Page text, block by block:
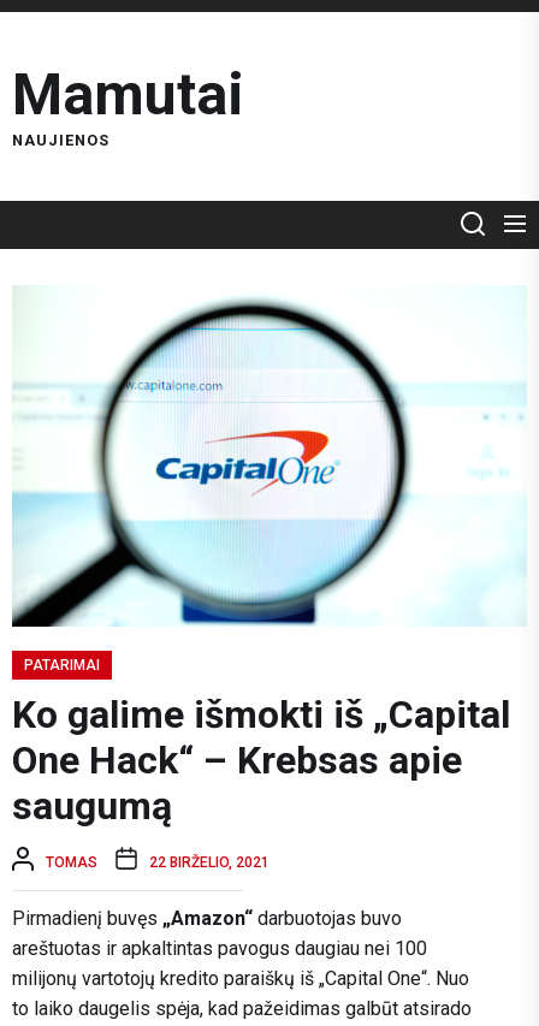
Skip
the
content
Mamutai
NAUJIENOS
PATARIMAI
Ko galime išmokti iš „Capital
One Hack“ – Krebsas apie
saugumą
TOMAS 22 BIRŽELIO, 2021
Pirmadienį buvęs „Amazon“ darbuotojas buvo
areštuotas ir apkaltintas pavogus daugiau nei 100
milijonų vartotojų kredito paraiškų iš „Capital One“. Nuo
to laiko daugelis spėja, kad pažeidimas galbūt atsirado